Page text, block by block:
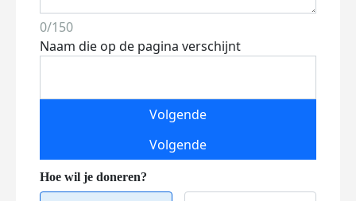
0/150
Naam die op de pagina verschijnt
Volgende
Volgende